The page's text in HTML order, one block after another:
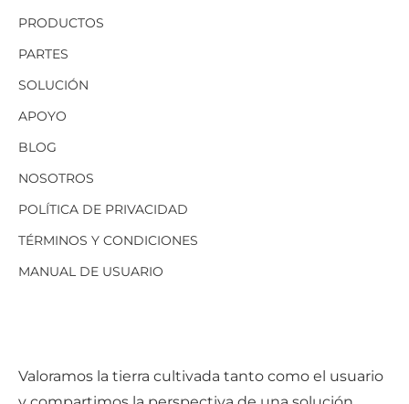
Valoramos la tierra cultivada tanto como el usuario
PRODUCTOS
PARTES
SOLUCIÓN
APOYO
BLOG
NOSOTROS
POLÍTICA DE PRIVACIDAD
TÉRMINOS Y CONDICIONES
MANUAL DE USUARIO